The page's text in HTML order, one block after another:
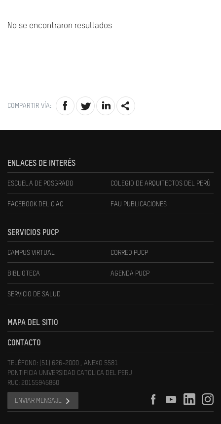
No se encontraron resultados
COMPARTIR VÍA:
ENLACES DE INTERÉS
ESCUELA DE POSGRADO COLEGIO DE ARQUITECTOS DEL PERÚ
FACEBOOK DEL CIAC FAU PUBLICACIONES
SERVICIOS PUCP
CAMPUS VIRTUAL CORREO PUCP
BIBLIOTECA AGENDA PUCP
SERVICIO DE SALUD
MAPA DEL SITIO
CONTACTO
TELÉFONO: (51) 626-2000 , ANEXO 5581
PONTIFICIA UNIVERSIDAD CATOLICA DEL PERU
RUC: 20155945860
ENVIAR MENSAJE